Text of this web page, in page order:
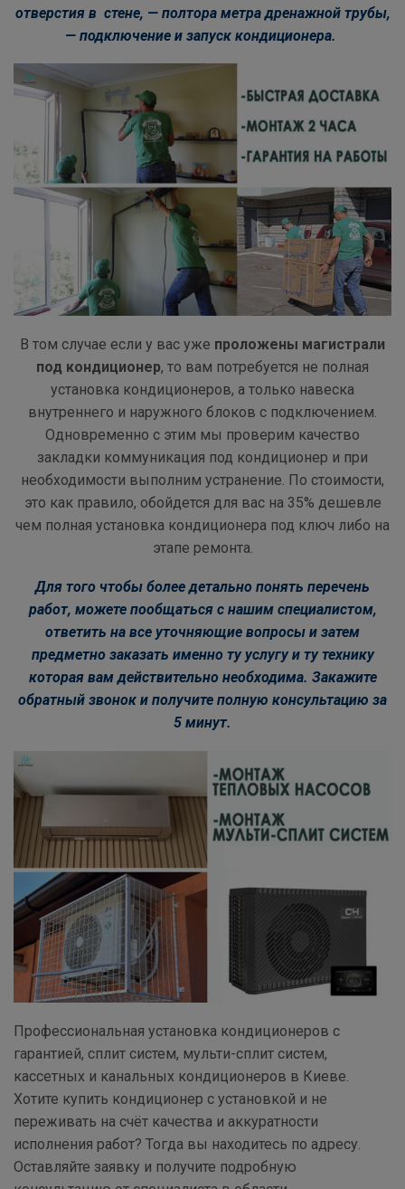
отверстия в стене, — полтора метра дренажной трубы,
— подключение и запуск кондиционера.
В том случае если у вас уже проложены магистрали
под кондиционер, то вам потребуется не полная
установка кондиционеров, а только навеска
внутреннего и наружного блоков с подключением.
Одновременно с этим мы проверим качество
закладки коммуникация под кондиционер и при
необходимости выполним устранение. По стоимости,
это как правило, обойдется для вас на 35% дешевле
чем полная установка кондиционера под ключ либо на
этапе ремонта.
Для того чтобы более детально понять перечень
работ, можете пообщаться с нашим специалистом,
ответить на все уточняющие вопросы и затем
предметно заказать именно ту услугу и ту технику
которая вам действительно необходима. Закажите
обратный звонок и получите полную консультацию за
5 минут.
Профессиональная установка кондиционеров с
гарантией, сплит систем, мульти-сплит систем,
кассетных и канальных кондиционеров в Киеве.
Хотите купить кондиционер с установкой и не
переживать на счёт качества и аккуратности
исполнения работ? Тогда вы находитесь по адресу.
Оставляйте заявку и получите подробную